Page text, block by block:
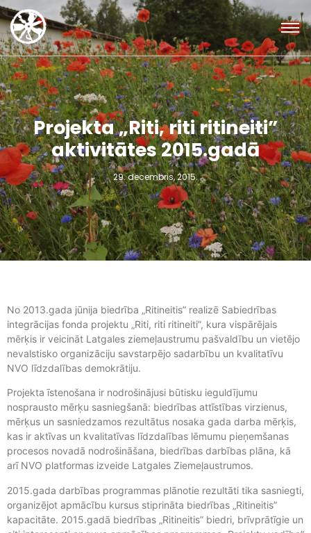
Projekta „Riti, riti ritineiti”
aktivitātes 2015.gadā
29. decembris, 2015.
No 2013.gada jūnija biedrība „Ritineitis” realizē Sabiedrības
integrācijas fonda projektu „Riti, riti ritineiti”, kura vispārējais
mērķis ir veicināt Latgales ziemeļaustrumu pašvaldību un vietējo
nevalstisko organizāciju savstarpējo sadarbību un kvalitatīvu
NVO līdzdalības demokrātiju.
Projekta īstenošana ir nodrošinājusi būtisku ieguldījumu
nosprausto mērķu sasniegšanā: biedrības attīstības virzienus,
mērķus un sasniedzamos rezultātus nosaka gada darba mērķis,
kas ir aktīvas un kvalitatīvas līdzdalības lēmumu pieņemšanas
procesos novadā nodrošināšana, biedrības darbības plāna, kā
arī NVO platformas izveide Latgales Ziemeļaustrumos.
2015.gada darbības programmas plānotie rezultāti tika sasniegti,
organizējot apmācību kursus stiprināta biedrības „Ritineitis”
kapacitāte. 2015.gadā biedrības „Ritineitis” biedri, brīvprātīgie un